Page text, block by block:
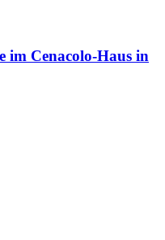
im Cenacolo-Haus in